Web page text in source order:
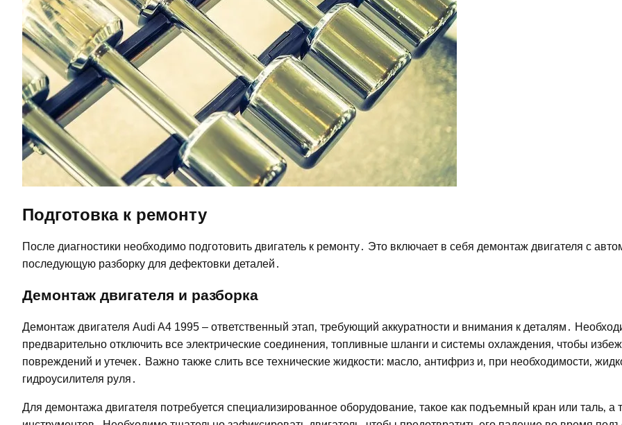
Подготовка к ремонту
После диагностики необходимо подготовить двигатель к ремонту․ Это включает в себя демонтаж двигателя с
последующую разборку для дефектовки деталей․
Демонтаж двигателя и разборка
Демонтаж двигателя Audi A4 1995 – ответственный этап‚ требующий аккуратности и внимания к деталям․
предварительно отключить все электрические соединения‚ топливные шланги и системы охлаждения‚ чтобы
повреждений и утечек․ Важно также слить все технические жидкости: масло‚ антифриз и‚ при необходимости‚
гидроусилителя руля․
Для демонтажа двигателя потребуется специализированное оборудование‚ такое как подъемный кран или таль‚ а